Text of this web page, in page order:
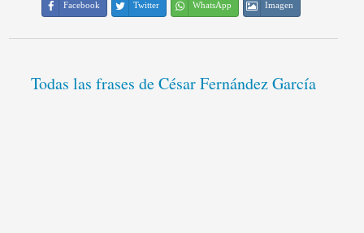
Facebook Twitter WhatsApp Imagen
Todas las frases de César Fernández García